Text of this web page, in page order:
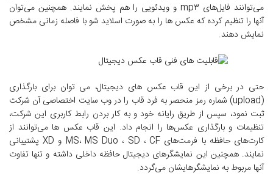
می‌توانند فایل‌های mp۳ و ویدئویی را هم پخش نمایند. همچنین می‌توان
آنها را تنظیم کرده که عکس ها را به صورت اسلاید شو با فاصله زمانی مشخص
نمایش دهند.
حتی در برخی از این قاب عکس های دیجیتال، می توان برای بارگذاری
(upload) شماره رمز منحصر به فرد قاب را در وب سایت اختصاصی آن شرکت
ثبت نمود، سپس از طریق رایانه خود و به کار بردن رابط کاربری این شرکت،
تنظیمات و بارگذاری عکس‌ها را انجام داد. این قاب عکس ها می‌توانند از
کارت‌های حافظه با فرمت‌های MS، MS Duo ، SD ، CF و XD پشتیبانی
نمایند. همچنین این نمایشگرهای دیجیتال حافظه داخلی داشته و تنها تفاوت
آنها مربوط به نمایشگرهایشان می‌گردد.